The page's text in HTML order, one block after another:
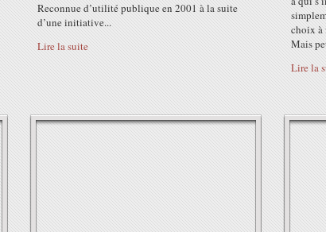
Reconnue d’utilité publique en 2001 à la suite
d’une initiative...
Lire la suite
choix à
Mais
Lire la